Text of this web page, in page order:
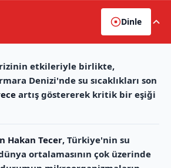
Dinle
etkileriyle birlikte,
Denizi'nde su sıcaklıkları son
artış göstererek kritik bir eşiği
Hakan Tecer, Türkiye'nin su
ortalamasının çok üzerinde